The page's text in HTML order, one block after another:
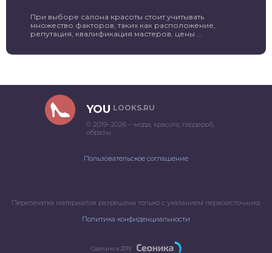
При выборе салона красоты стоит учитывать
множество факторов, таких как расположение,
репутация, квалификация мастеров, цены ...
YOU LOOKS.RU
© 2019–2026 – мода, красота, гардероб,
образы.
Пользовательское соглашение
Перепечатка материалов разрешена только с указанием первоисточника
Политика конфиденциальности
Сделано в 2019